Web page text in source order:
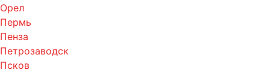
Орел
Пермь
Пенза
Петрозаводск
Псков